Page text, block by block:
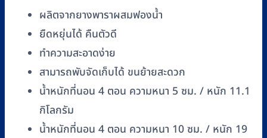
ฟองน้ำ
หุ้ม
PVC
(P1-
P7)
ผลิตจากยางพาราผสมฟองน้ำ
ยืดหยุ่นได้ คืนตัวดี
ทำความสะอาดง่าย
สามารถพับจัดเก็บได้ ขนย้ายสะดวก
น้ำหนักที่นอน 4 ตอน ความหนา 5 ซม. / หนัก 11.1
กิโลกรัม
น้ำหนักที่นอน 4 ตอน ความหนา 10 ซม. / หนัก 19